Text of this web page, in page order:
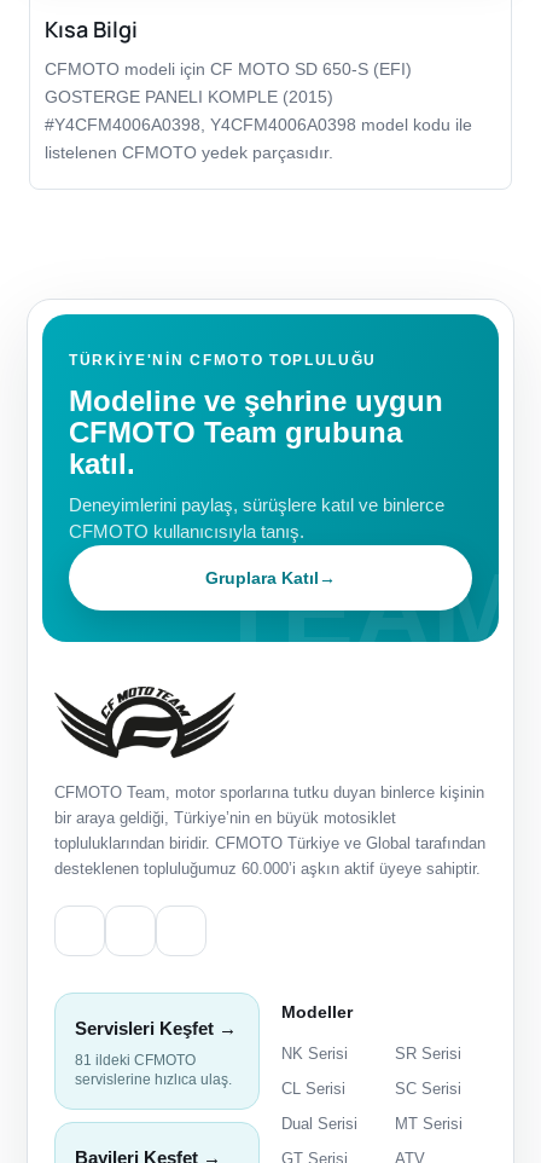
Kısa Bilgi
CFMOTO modeli için CF MOTO SD 650-S (EFI)
GOSTERGE PANELI KOMPLE (2015)
#Y4CFM4006A0398, Y4CFM4006A0398 model kodu ile
listelenen CFMOTO yedek parçasıdır.
TÜRKIYE'NIN CFMOTO TOPLULUĞU
Modeline ve şehrine uygun
CFMOTO Team grubuna
katıl.
Deneyimlerini paylaş, sürüşlere katıl ve binlerce
CFMOTO kullanıcısıyla tanış.
Gruplara Katıl→
CFMOTO Team, motor sporlarına tutku duyan binlerce kişinin
bir araya geldiği, Türkiye’nin en büyük motosiklet
topluluklarından biridir. CFMOTO Türkiye ve Global tarafından
desteklenen topluluğumuz 60.000’i aşkın aktif üyeye sahiptir.
Servisleri Keşfet →
81 ildeki CFMOTO
servislerine hızlıca ulaş.
Bayileri Keşfet →
Modeller
NK Serisi
SR Serisi
CL Serisi
SC Serisi
Dual Serisi
MT Serisi
GT Serisi
ATV